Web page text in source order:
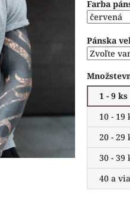
5
hviezdičiek.
Farba
Pánska
1 - 9 ks
10 - 19
20 - 29
30 - 39
40 a